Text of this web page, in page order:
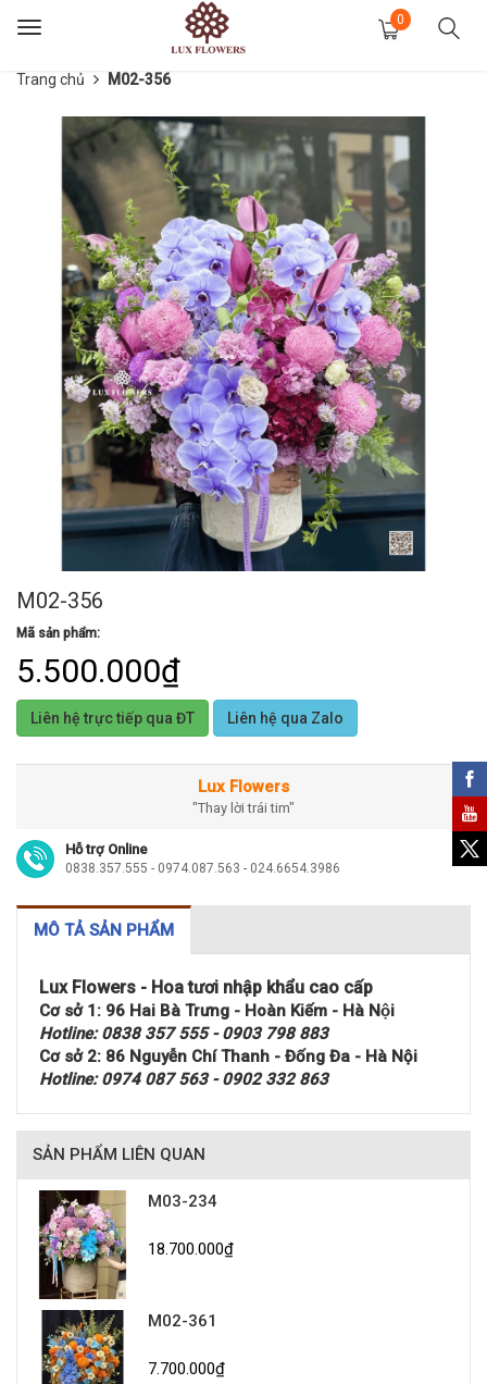
Toggle
0
Trang chủ M02-356
M02-356
Mã sản phẩm:
5.500.000₫
Liên hệ trực tiếp qua ĐT Liên hệ qua Zalo
Lux Flowers
"Thay lời trái tim"
Hỗ trợ Online
0838.357.555 - 0974.087.563 - 024.6654.3986
MÔ TẢ SẢN PHẨM
Lux Flowers - Hoa tươi nhập khẩu cao cấp
Cơ sở 1: 96 Hai Bà Trưng - Hoàn Kiếm - Hà Nội
Hotline: 0838 357 555 - 0903 798 883
Cơ sở 2: 86 Nguyễn Chí Thanh - Đống Đa - Hà Nội
Hotline: 0974 087 563 - 0902 332 863
SẢN PHẨM LIÊN QUAN
M03-234
18.700.000₫
M02-361
7.700.000₫